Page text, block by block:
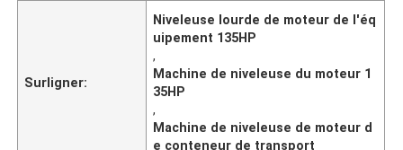
Surligner:
Niveleuse lourde de moteur de l'éq
uipement 135HP
,
Machine de niveleuse du moteur 1
35HP
,
Machine de niveleuse de moteur d
e conteneur de transport